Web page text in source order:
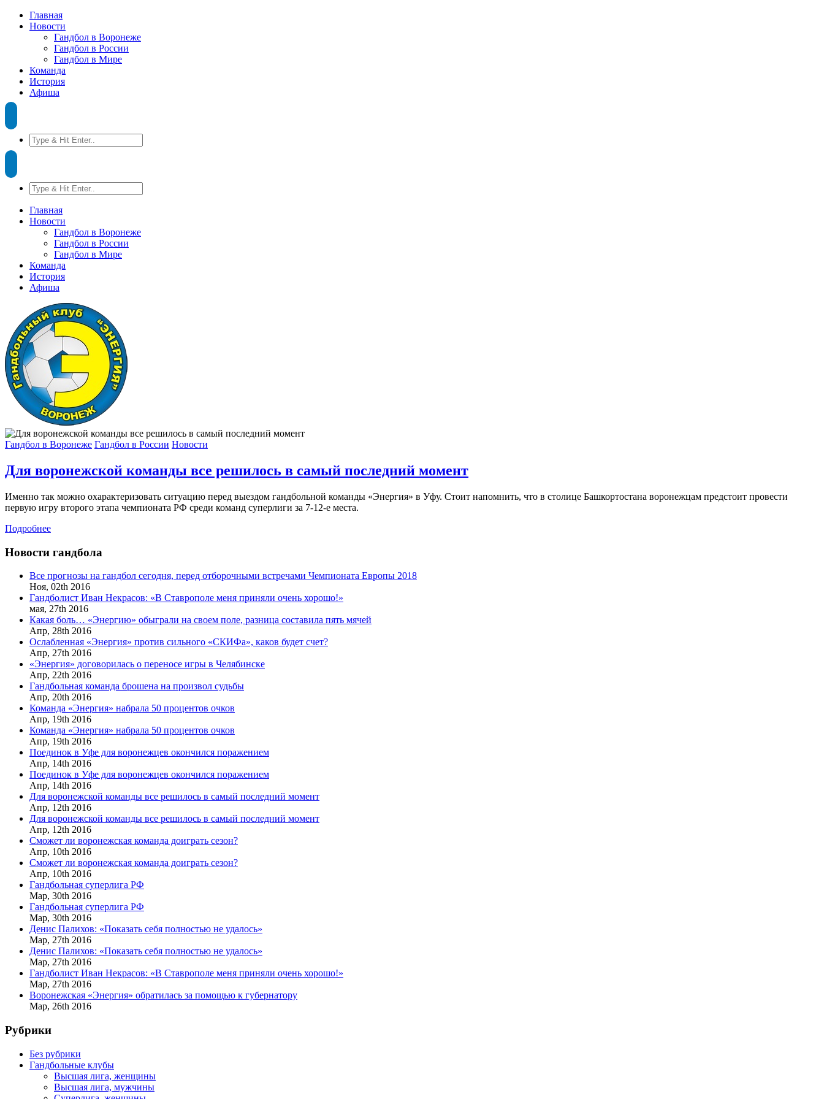
Главная
Новости
Гандбол в Воронеже
Гандбол в России
Гандбол в Мире
Команда
История
Афиша
Главная
Новости
Гандбол в Воронеже
Гандбол в России
Гандбол в Мире
Команда
История
Афиша
Гандбол в Воронеже Гандбол в России Новости
Для воронежской команды все решилось в самый последний момент
Именно так можно охарактеризовать ситуацию перед выездом гандбольной команды «Энергия» в Уфу. Стоит напомнить, что в столице Башкортостана воронежцам предстоит провести
первую игру второго этапа чемпионата РФ среди команд суперлиги за 7-12-е места.
Подробнее
Новости гандбола
Все прогнозы на гандбол сегодня, перед отборочными встречами Чемпионата Европы 2018
Ноя, 02th 2016
Гандболист Иван Некрасов: «В Ставрополе меня приняли очень хорошо!»
мая, 27th 2016
Какая боль… «Энергию» обыграли на своем поле, разница составила пять мячей
Апр, 28th 2016
Ослабленная «Энергия» против сильного «СКИФа», каков будет счет?
Апр, 27th 2016
«Энергия» договорилась о переносе игры в Челябинске
Апр, 22th 2016
Гандбольная команда брошена на произвол судьбы
Апр, 20th 2016
Команда «Энергия» набрала 50 процентов очков
Апр, 19th 2016
Команда «Энергия» набрала 50 процентов очков
Апр, 19th 2016
Поединок в Уфе для воронежцев окончился поражением
Апр, 14th 2016
Поединок в Уфе для воронежцев окончился поражением
Апр, 14th 2016
Для воронежской команды все решилось в самый последний момент
Апр, 12th 2016
Для воронежской команды все решилось в самый последний момент
Апр, 12th 2016
Сможет ли воронежская команда доиграть сезон?
Апр, 10th 2016
Сможет ли воронежская команда доиграть сезон?
Апр, 10th 2016
Гандбольная суперлига РФ
Мар, 30th 2016
Гандбольная суперлига РФ
Мар, 30th 2016
Денис Палихов: «Показать себя полностью не удалось»
Мар, 27th 2016
Денис Палихов: «Показать себя полностью не удалось»
Мар, 27th 2016
Гандболист Иван Некрасов: «В Ставрополе меня приняли очень хорошо!»
Мар, 27th 2016
Воронежская «Энергия» обратилась за помощью к губернатору
Мар, 26th 2016
Рубрики
Без рубрики
Гандбольные клубы
Высшая лига, женщины
Высшая лига, мужчины